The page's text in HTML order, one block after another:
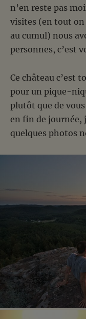
n’en reste pas
visites (en tout on
au cumul) nous
personnes, c’est
Ce château c’est
pour un pique-
plutôt que de
en fin de journée,
quelques photos